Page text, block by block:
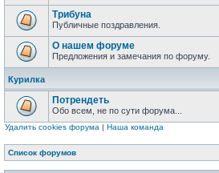
Трибуна
Публичные поздравления.
О нашем форуме
Предложения и замечания по форуму.
Курилка
Потрендеть
Обо всем, не по сути форума...
Удалить cookies форума | Наша команда
Список форумов